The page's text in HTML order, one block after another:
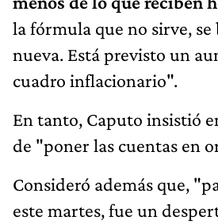
la fórmula que no sirve, se
nueva. Está previsto un
cuadro inflacionario".
En tanto, Caputo insistió
de "poner las cuentas en
Consideró además que,
este martes, fue un